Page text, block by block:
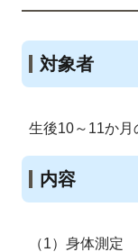
対象者
生後10～11か月
内容
（1）身体測定